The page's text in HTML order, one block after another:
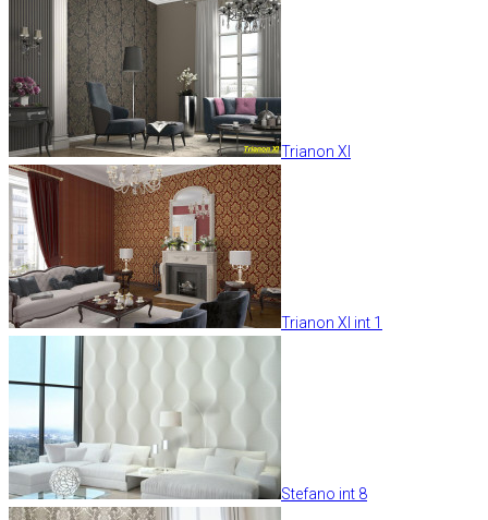
Trianon XI
Trianon XI int 1
Stefano int 8